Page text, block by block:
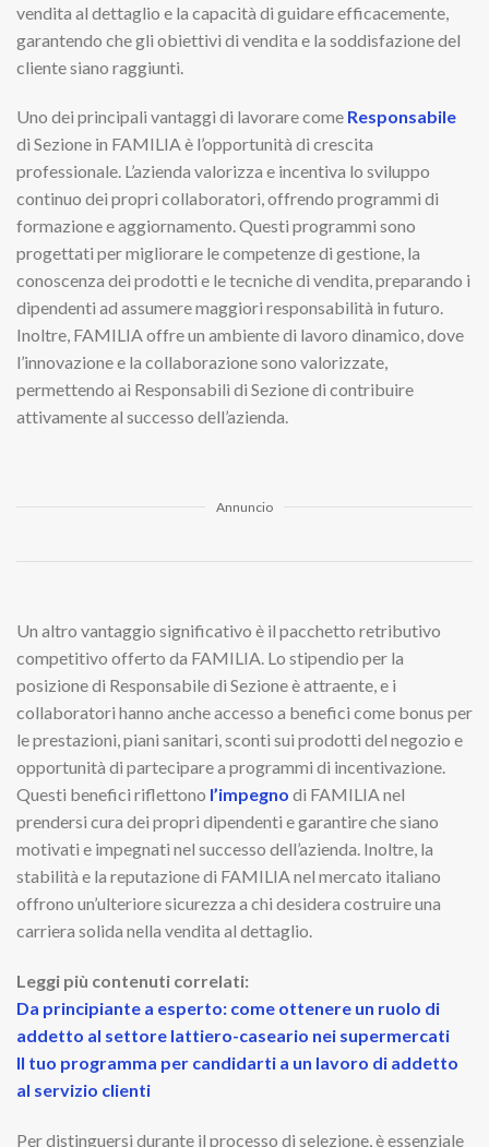
vendita al dettaglio e la capacità di guidare efficacemente,
garantendo che gli obiettivi di vendita e la soddisfazione del
cliente siano raggiunti.
Uno dei principali vantaggi di lavorare come Responsabile
di Sezione in FAMILIA è l’opportunità di crescita
professionale. L’azienda valorizza e incentiva lo sviluppo
continuo dei propri collaboratori, offrendo programmi di
formazione e aggiornamento. Questi programmi sono
progettati per migliorare le competenze di gestione, la
conoscenza dei prodotti e le tecniche di vendita, preparando i
dipendenti ad assumere maggiori responsabilità in futuro.
Inoltre, FAMILIA offre un ambiente di lavoro dinamico, dove
l’innovazione e la collaborazione sono valorizzate,
permettendo ai Responsabili di Sezione di contribuire
attivamente al successo dell’azienda.
Annuncio
Un altro vantaggio significativo è il pacchetto retributivo
competitivo offerto da FAMILIA. Lo stipendio per la
posizione di Responsabile di Sezione è attraente, e i
collaboratori hanno anche accesso a benefici come bonus per
le prestazioni, piani sanitari, sconti sui prodotti del negozio e
opportunità di partecipare a programmi di incentivazione.
Questi benefici riflettono l’impegno di FAMILIA nel
prendersi cura dei propri dipendenti e garantire che siano
motivati e impegnati nel successo dell’azienda. Inoltre, la
stabilità e la reputazione di FAMILIA nel mercato italiano
offrono un’ulteriore sicurezza a chi desidera costruire una
carriera solida nella vendita al dettaglio.
Leggi più contenuti correlati:
Da principiante a esperto: come ottenere un ruolo di
addetto al settore lattiero-caseario nei supermercati
Il tuo programma per candidarti a un lavoro di addetto
al servizio clienti
Per distinguersi durante il processo di selezione, è essenziale